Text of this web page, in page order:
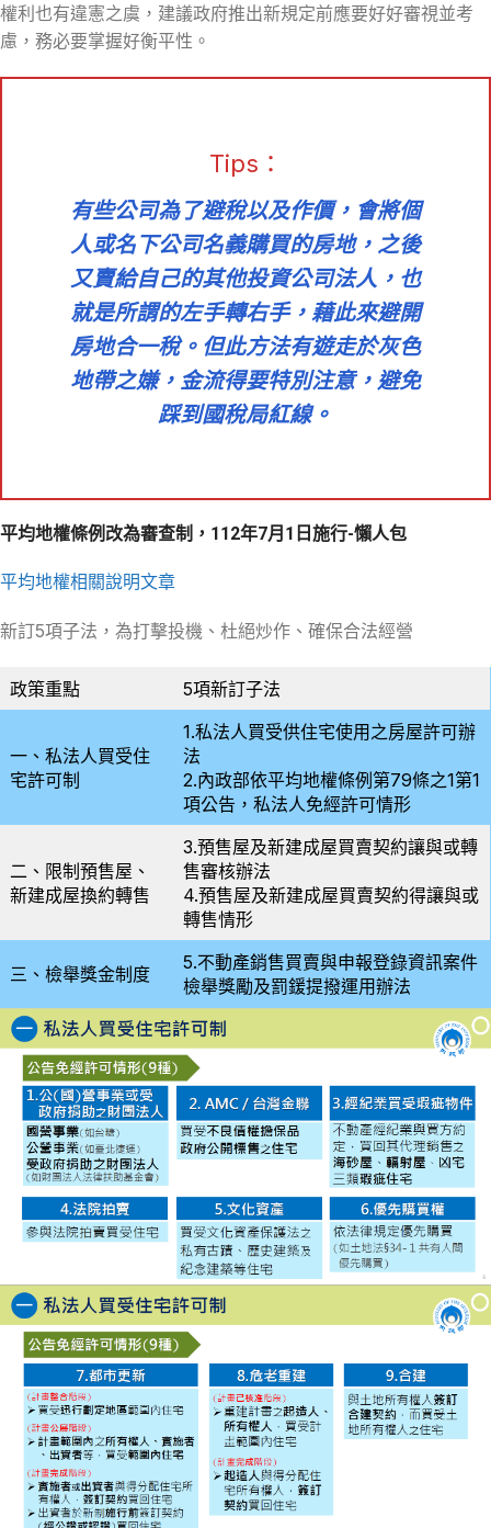
權利也有違憲之虞，建議政府推出新規定前應要好好審視並考
慮，務必要掌握好衡平性。
Tips：
有些公司為了避稅以及作價，會將個
人或名下公司名義購買的房地，之後
又賣給自己的其他投資公司法人， 也
就是所謂的左手轉右手，藉此來避開
房地合一稅。但此方法有遊走於灰色
地帶之嫌，金流得要特別注意，避免
踩到國稅局紅線。
平均地權條例改為審查制，112年7月1日施行-懶人包
平均地權相關說明文章
新訂5項子法，為打擊投機、杜絕炒作、確保合法經營
政策重點 5項新訂子法
一、私法人買受住
宅許可制
1.私法人買受供住宅使用之房屋許可辦
法
2.內政部依平均地權條例第79條之1第1
項公告，私法人免經許可情形
二、限制預售屋、
新建成屋換約轉售
3.預售屋及新建成屋買賣契約讓與或轉
售審核辦法
4.預售屋及新建成屋買賣契約得讓與或
轉售情形
三、檢舉獎金制度
5.不動產銷售買賣與申報登錄資訊案件
檢舉獎勵及罰鍰提撥運用辦法